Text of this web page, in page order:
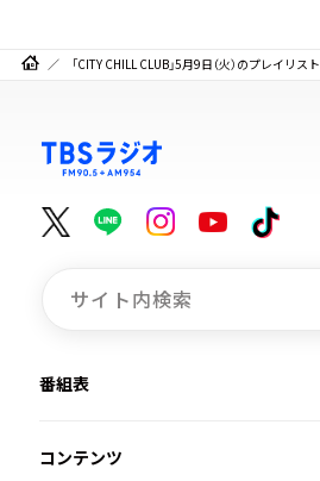
「CITY CHILL CLUB」5月9日（火）のプレイリスト
番組表
コンテンツ